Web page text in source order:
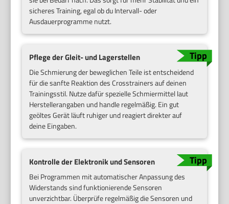
sicheres Training, egal ob du Intervall- oder
Ausdauerprogramme nutzt.
Pflege der Gleit- und Lagerstellen
Die Schmierung der beweglichen Teile ist entscheidend
für die sanfte Reaktion des Crosstrainers auf deinen
Trainingsstil. Nutze dafür spezielle Schmiermittel laut
Herstellerangaben und handle regelmäßig. Ein gut
geöltes Gerät läuft ruhiger und reagiert direkter auf
deine Eingaben.
Kontrolle der Elektronik und Sensoren
Bei Programmen mit automatischer Anpassung des
Widerstands sind funktionierende Sensoren
unverzichtbar. Überprüfe regelmäßig die Sensoren und